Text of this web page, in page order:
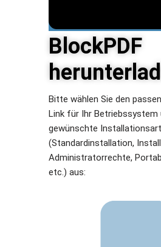
BlockPDF
Bitte wählen Sie den
Link für Ihr Betriebssystem
gewünschte Installationsart
(Standardinstallation,
Administratorrechte,
etc.) aus: